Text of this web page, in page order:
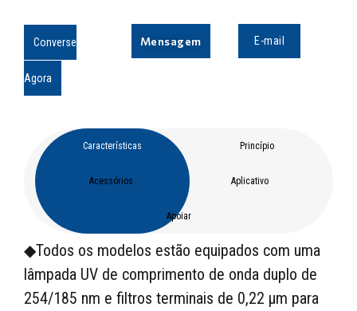
Converse
Agora
Mensagem E-mail
Características Princípio
Acessórios Aplicativo
Apoiar
◆Todos os modelos estão equipados com uma
lâmpada UV de comprimento de onda duplo de
254/185 nm e filtros terminais de 0,22 µm para